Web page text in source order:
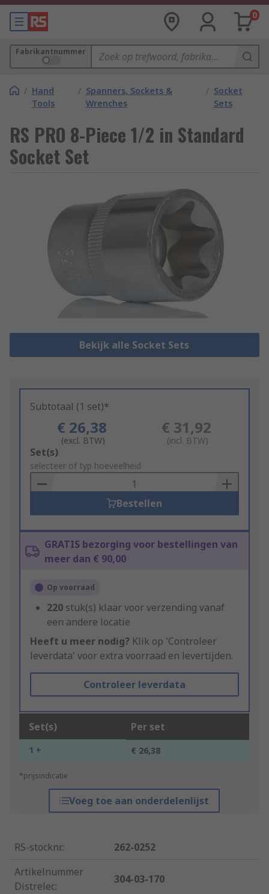
0
Fabrikantnummer
/ Hand
Tools
/ Spanners, Sockets &
Wrenches
/ Socket
Sets
RS PRO 8-Piece 1/2 in Standard
Socket Set
Bekijk alle Socket Sets
Subtotaal (1 set)*
€ 26,38
(excl. BTW)
€ 31,92
(incl. BTW)
Add
to
Basket
Set(s)
selecteer of typ hoeveelheid
Bestellen
GRATIS bezorging voor bestellingen van
meer dan € 90,00
Op voorraad
220 stuk(s) klaar voor verzending vanaf
een andere locatie
Heeft u meer nodig? Klik op 'Controleer
leverdata' voor extra voorraad en levertijden.
Controleer leverdata
Set(s) Per set
1 + € 26,38
*prijsindicatie
Voeg toe aan onderdelenlijst
RS-stocknr.:
262-0252
Artikelnummer
Distrelec:
304-03-170